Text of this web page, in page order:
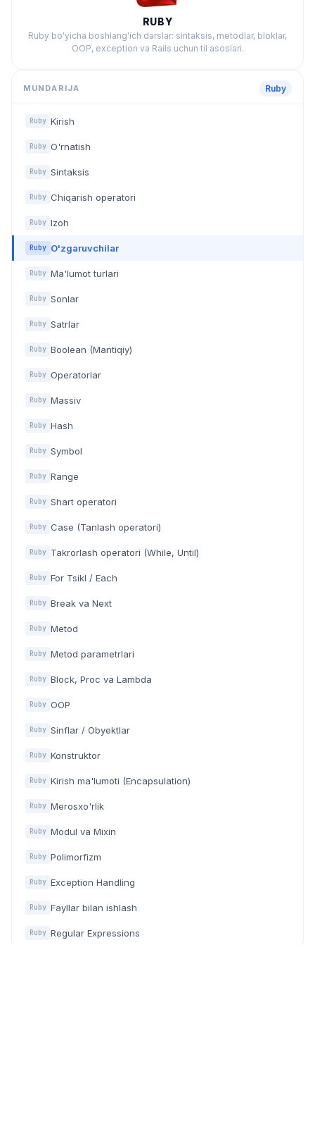
RUBY
Ruby bo'yicha boshlang'ich darslar: sintaksis, metodlar, bloklar,
OOP, exception va Rails uchun til asoslari.
MUNDARIJA Ruby
Ruby Kirish
Ruby O'rnatish
Ruby Sintaksis
Ruby Chiqarish operatori
Ruby Izoh
Ruby O'zgaruvchilar
Ruby Ma'lumot turlari
Ruby Sonlar
Ruby Satrlar
Ruby Boolean (Mantiqiy)
Ruby Operatorlar
Ruby Massiv
Ruby Hash
Ruby Symbol
Ruby Range
Ruby Shart operatori
Ruby Case (Tanlash operatori)
Ruby Takrorlash operatori (While, Until)
Ruby For Tsikl / Each
Ruby Break va Next
Ruby Metod
Ruby Metod parametrlari
Ruby Block, Proc va Lambda
Ruby OOP
Ruby Sinflar / Obyektlar
Ruby Konstruktor
Ruby Kirish ma'lumoti (Encapsulation)
Ruby Merosxo'rlik
Ruby Modul va Mixin
Ruby Polimorfizm
Ruby Exception Handling
Ruby Fayllar bilan ishlash
Ruby Regular Expressions